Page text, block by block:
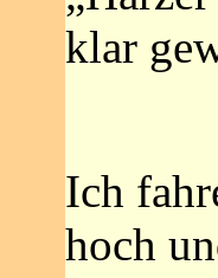
klar
Ich
hoch